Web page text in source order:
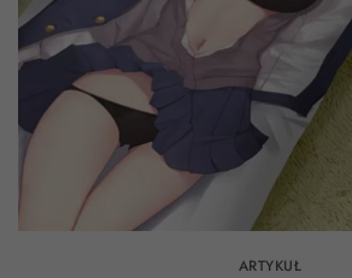
ARTYKUŁ